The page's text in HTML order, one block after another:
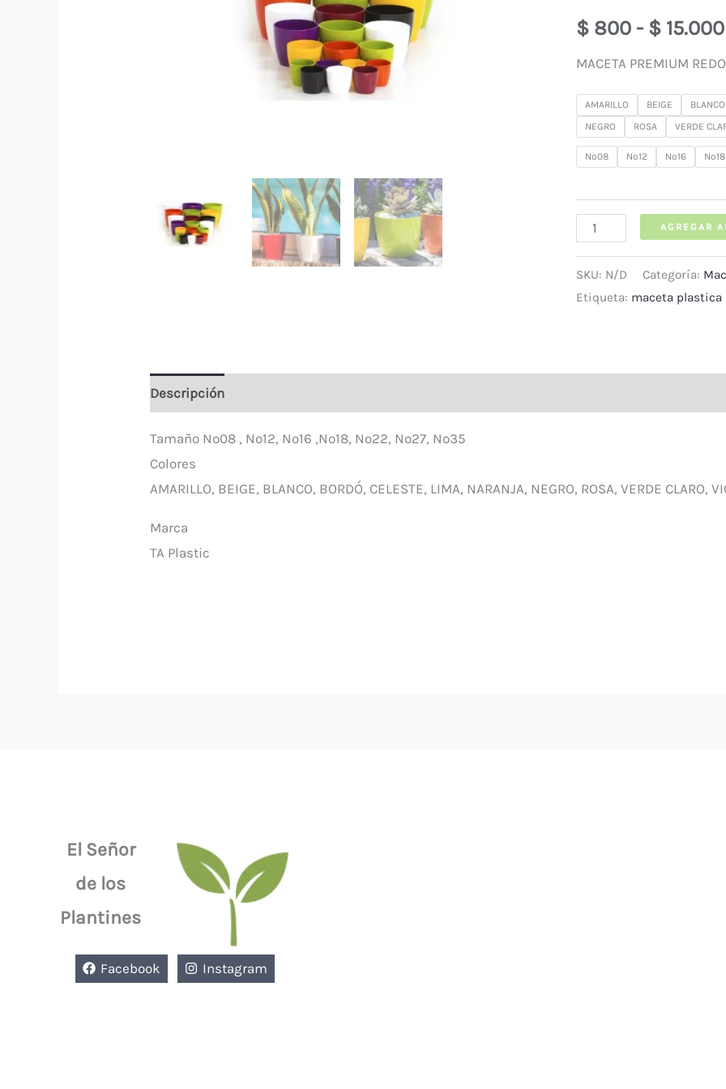
$800 - $15.000
MACETA PREMIUM
AMARILLO BEIGE BLANCO
NEGRO
ROSA VERDE
Nº08 Nº12 Nº16 Nº18
MACETA
REDONDA
TA
AGREGAR
SKU: N/D Categoría:
Etiqueta: maceta
Descripción
Tamaño Nº08 , Nº12, Nº16 ,Nº18, Nº22, Nº27, Nº35
Colores
AMARILLO, BEIGE, BLANCO, BORDÓ, CELESTE, LIMA, NARANJA, NEGRO, ROSA, VERDE CLARO,
Marca
TA Plastic
El Señor
de los
Plantines
Facebook Instagram